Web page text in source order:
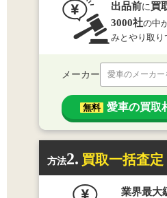
出品前に買
3000社の中
みとやり取り
メーカー 愛車のメーカー
無料 愛車の買取
方法2. 買取一括査定
業界最大